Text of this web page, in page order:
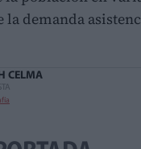
la demanda
CELMA